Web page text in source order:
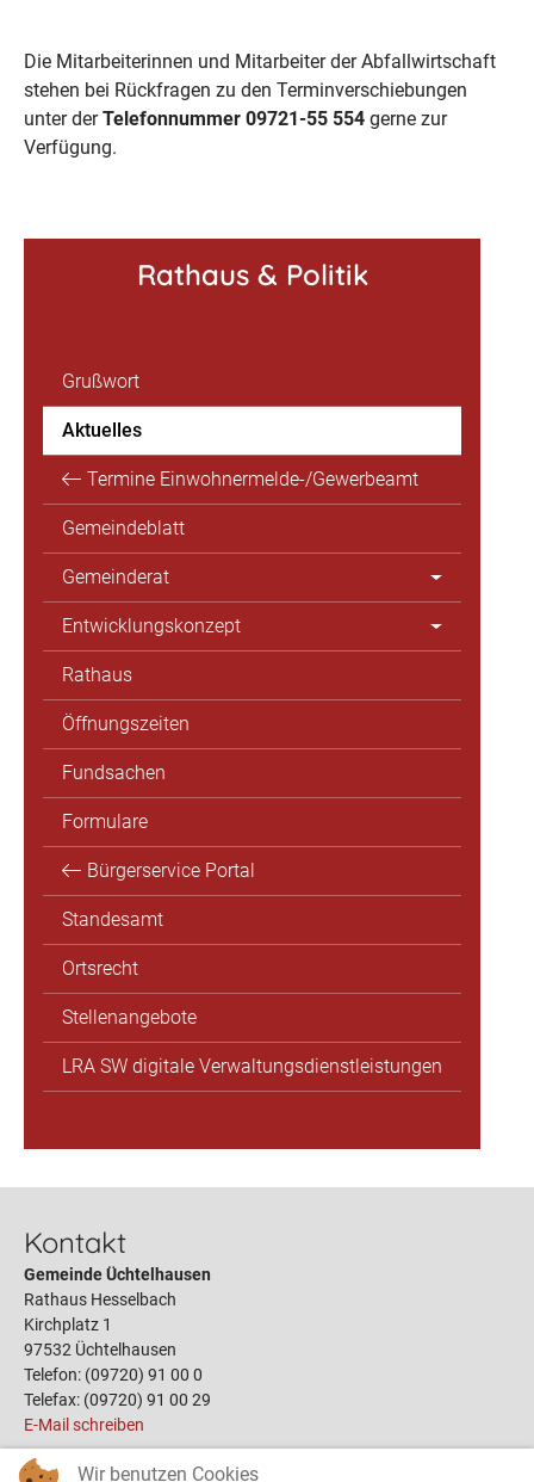
Die Mitarbeiterinnen und Mitarbeiter der Abfallwirtschaft
stehen bei Rückfragen zu den Terminverschiebungen
unter derTelefonnummer 09721-55 554 gerne zur
Verfügung.
Rathaus & Politik
Grußwort
Aktuelles
Termine Einwohnermelde-/Gewerbeamt
Gemeindeblatt
Gemeinderat
Entwicklungskonzept
Rathaus
Öffnungszeiten
Fundsachen
Formulare
Bürgerservice Portal
Standesamt
Ortsrecht
Stellenangebote
LRA SW digitale Verwaltungsdienstleistungen
Kontakt
Gemeinde Üchtelhausen
Rathaus Hesselbach
Kirchplatz 1
97532 Üchtelhausen
Telefon: (09720) 91 00 0
Telefax: (09720) 91 00 29
E-Mail schreiben
Wir benutzen Cookies